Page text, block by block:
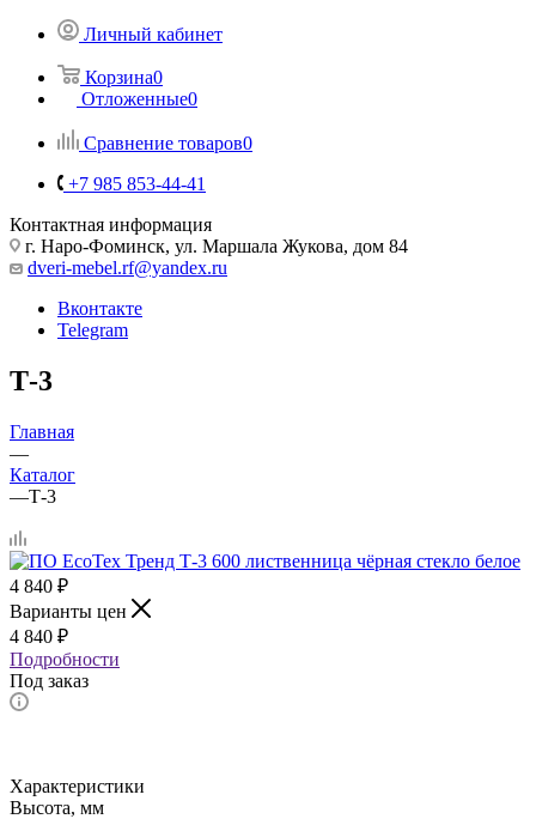
Личный кабинет
Корзина0
Отложенные0
Сравнение товаров0
+7 985 853-44-41
Контактная информация
г. Наро-Фоминск, ул. Маршала Жукова, дом 84
dveri-mebel.rf@yandex.ru
Вконтакте
Telegram
Т-3
Главная
—
Каталог
—Т-3
4 840 ₽
Варианты цен
4 840 ₽
Подробности
Под заказ
Характеристики
Высота, мм